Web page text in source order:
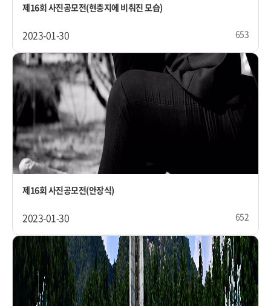
제16회 사진공모전(현충지에 비춰진 모습)
2023-01-30 653
제16회 사진공모전(안장식)
2023-01-30 652